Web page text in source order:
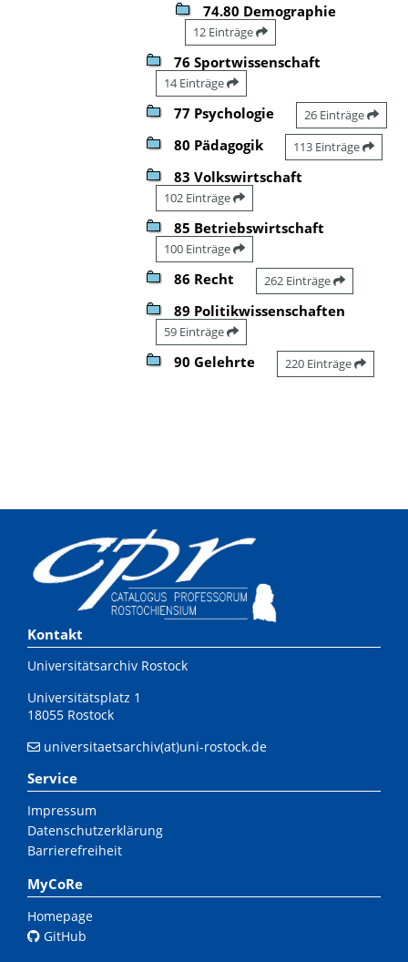
74.80 Demographie
12 Einträge
76 Sportwissenschaft
14 Einträge
77 Psychologie 26 Einträge
80 Pädagogik 113 Einträge
83 Volkswirtschaft
102 Einträge
85 Betriebswirtschaft
100 Einträge
86 Recht 262 Einträge
89 Politikwissenschaften
59 Einträge
90 Gelehrte 220 Einträge
Kontakt
Universitätsarchiv Rostock
Universitätsplatz 1
18055 Rostock
universitaetsarchiv(at)uni-rostock.de
Service
Impressum
Datenschutzerklärung
Barrierefreiheit
MyCoRe
Homepage
GitHub